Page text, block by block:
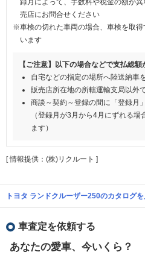
売店にお問合せください
※車検の切れた車両の場合、車検を取
います
【ご注意】以下の場合などで支払総
自宅などの指定の場所へ陸送納車
販売店所在地の所轄運輸支局以外
商談～契約～登録の間に「登録月
（登録月が3月から4月にずれる
ます）
[ 情報提供：(株)リクルート ]
トヨタ ランドクルーザー250のカタログを
車査定を依頼する
あなたの愛車、今いくら？